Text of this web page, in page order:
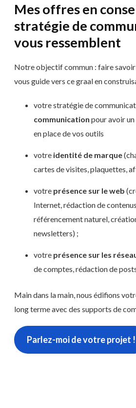
Mes offres en
stratégie de
vous ressemblent
Notre objectif commun : faire savoir
vous guide vers ce graal en
votre stratégie de
communication pour avoir un
en place de vos outils
votre identité de marque
cartes de visites, plaquettes,
votre présence sur le web
Internet, rédaction de
référencement naturel,
newsletters) ;
votre présence sur les
de comptes, rédaction de
Main dans la main, nous édifions
long terme avec des supports de
Parlez-moi de votre projet !